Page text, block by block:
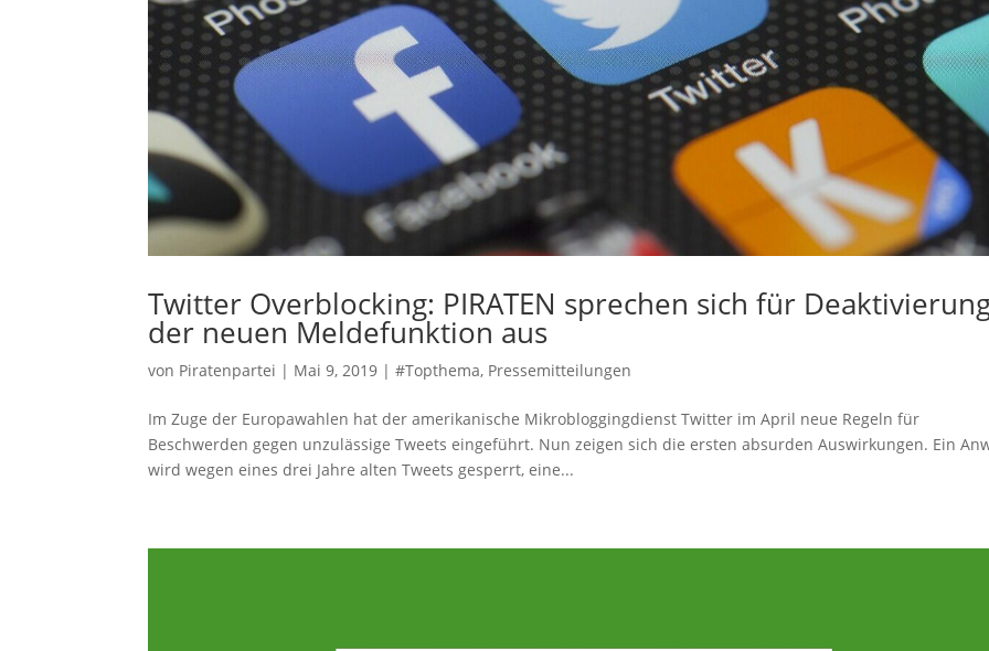
Twitter Overblocking: PIRATEN sprechen sich für
der neuen Meldefunktion aus
von Piratenpartei | Mai 9, 2019 |#Topthema, Pressemitteilungen
Im Zuge der Europawahlen hat der amerikanische Mikrobloggingdienst Twitter im April neue Regeln für
Beschwerden gegen unzulässige Tweets eingeführt. Nun zeigen sich die ersten absurden Auswirkungen. Ein
wird wegen eines drei Jahre alten Tweets gesperrt, eine...